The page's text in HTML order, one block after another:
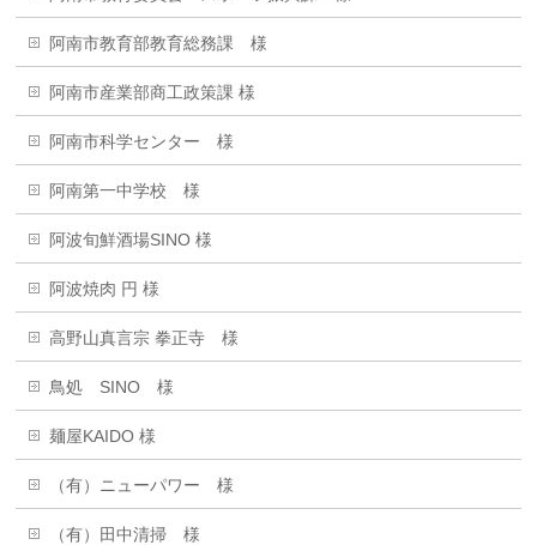
阿南市教育部教育総務課 様
阿南市産業部商工政策課 様
阿南市科学センター 様
阿南第一中学校 様
阿波旬鮮酒場SINO 様
阿波焼肉 円 様
高野山真言宗 拳正寺 様
鳥処 SINO 様
麺屋KAIDO 様
（有）ニューパワー 様
（有）田中清掃 様